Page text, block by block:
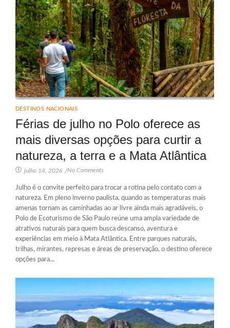
DESTINOS NACIONAIS
Férias de julho no Polo oferece as
mais diversas opções para curtir a
natureza, a terra e a Mata Atlântica
julho 14, 2026 /No Comments
Julho é o convite perfeito para trocar a rotina pelo contato com a
natureza. Em pleno inverno paulista, quando as temperaturas mais
amenas tornam as caminhadas ao ar livre ainda mais agradáveis, o
Polo de Ecoturismo de São Paulo reúne uma ampla variedade de
atrativos naturais para quem busca descanso, aventura e
experiências em meio à Mata Atlântica. Entre parques naturais,
trilhas, mirantes, represas e áreas de preservação, o destino oferece
opções para...